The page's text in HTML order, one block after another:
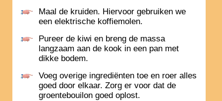
Maal de kruiden. Hiervoor gebruiken we
een elektrische koffiemolen.
Pureer de kiwi en breng de massa
langzaam aan de kook in een pan met
dikke bodem.
Voeg overige ingrediënten toe en roer alles
goed door elkaar. Zorg er voor dat de
groentebouilon goed oplost.